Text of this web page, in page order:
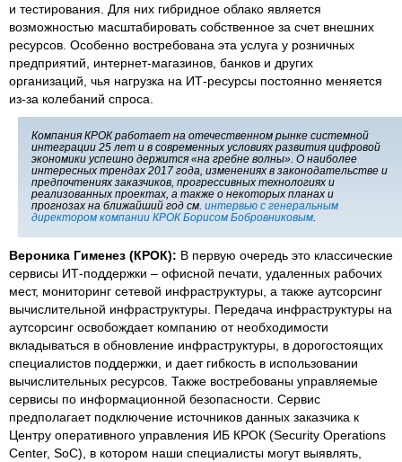
и тестирования. Для них гибридное облако является
возможностью масштабировать собственное за счет внешних
ресурсов. Особенно востребована эта услуга у розничных
предприятий, интернет-магазинов, банков и других
организаций, чья нагрузка на ИТ-ресурсы постоянно меняется
из-за колебаний спроса.
Компания КРОК работает на отечественном рынке системной
интеграции 25 лет и в современных условиях развития цифровой
экономики успешно держится «на гребне волны». О наиболее
интересных трендах 2017 года, изменениях в законодательстве и
предпочтениях заказчиков, прогрессивных технологиях и
реализованных проектах, а также о некоторых планах и
прогнозах на ближайший год см. интервью с генеральным
директором компании КРОК Борисом Бобровниковым
Вероника Гименез (КРОК): В первую очередь это классические
сервисы ИТ-поддержки – офисной печати, удаленных рабочих
мест, мониторинг сетевой инфраструктуры, а также аутсорсинг
вычислительной инфраструктуры. Передача инфраструктуры на
аутсорсинг освобождает компанию от необходимости
вкладываться в обновление инфраструктуры, в дорогостоящих
специалистов поддержки, и дает гибкость в использовании
вычислительных ресурсов. Также востребованы управляемые
сервисы по информационной безопасности. Сервис
предполагает подключение источников данных заказчика к
Центру оперативного управления ИБ КРОК (Security Operations
Center, SoC), в котором наши специалисты могут выявлять,